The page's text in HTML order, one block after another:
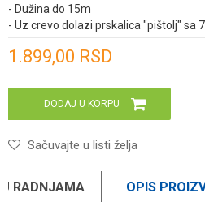
- Dužina do 15m
- Uz crevo dolazi prskalica "pištolj" sa
1.899,00 RSD
DODAJ U KORPU
Sačuvajte u listi želja
RADNJAMA OPIS